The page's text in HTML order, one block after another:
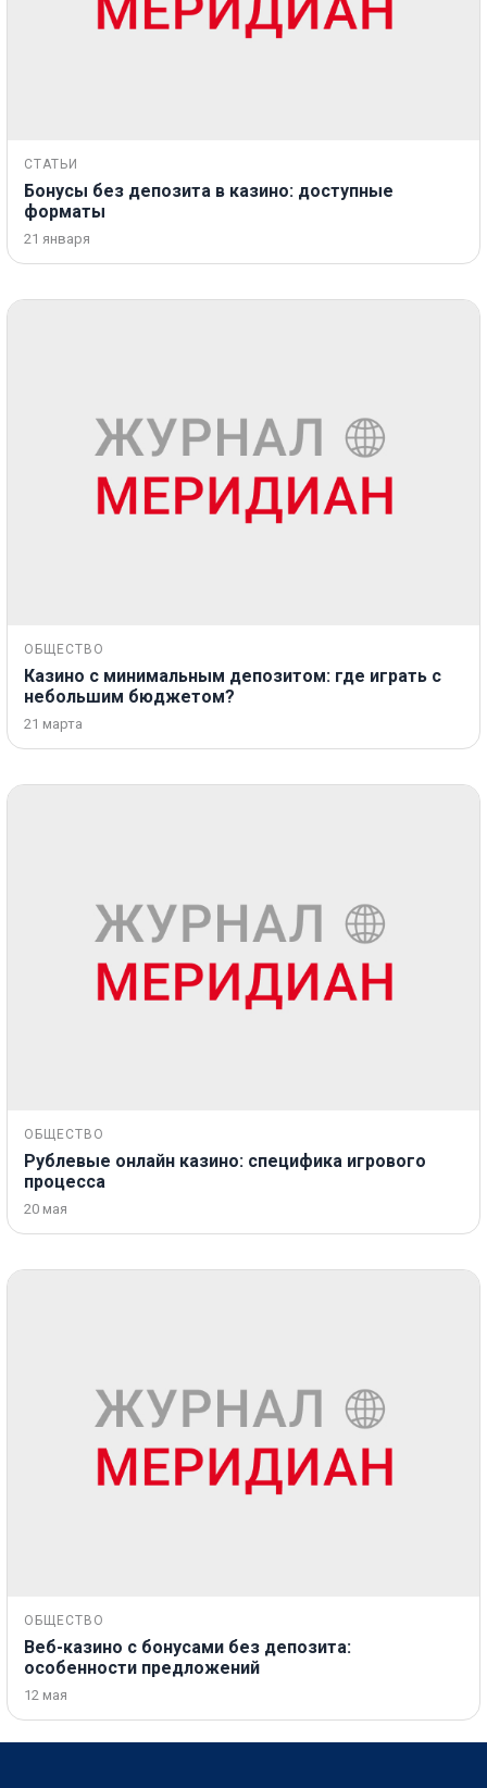
СТАТЬИ
Бонусы без депозита в казино: доступные
форматы
21 января
ОБЩЕСТВО
Казино с минимальным депозитом: где играть с
небольшим бюджетом?
21 марта
ОБЩЕСТВО
Рублевые онлайн казино: специфика игрового
процесса
20 мая
ОБЩЕСТВО
Веб-казино с бонусами без депозита:
особенности предложений
12 мая